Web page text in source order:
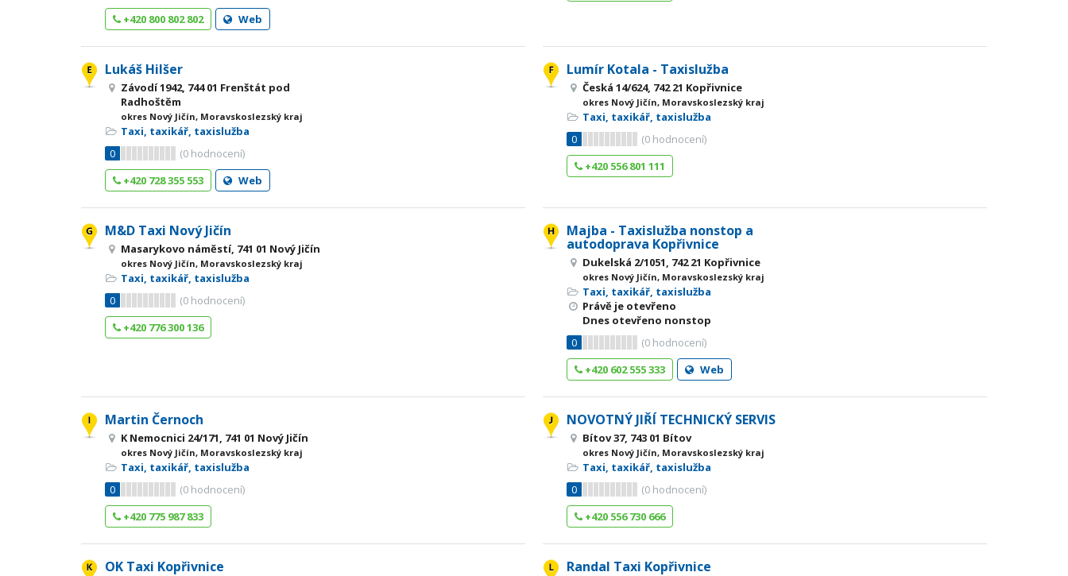
+420 800 802 802
Web
Lukáš Hilšer
Závodí 1942, 744 01 Frenštát pod
Radhoštěm
okres Nový Jičín, Moravskoslezský kraj
Taxi, taxikář, taxislužba
0
(0 hodnocení)
+420 728 355 553
Web
Lumír Kotala - Taxislužba
Česká 14/624, 742 21 Kopřivnice
okres Nový Jičín, Moravskoslezský kraj
Taxi, taxikář, taxislužba
0
(0 hodnocení)
+420 556 801 111
M&D Taxi Nový Jičín
Masarykovo náměstí, 741 01 Nový Jičín
okres Nový Jičín, Moravskoslezský kraj
Taxi, taxikář, taxislužba
0
(0 hodnocení)
+420 776 300 136
Majba - Taxislužba nonstop a
autodoprava Kopřivnice
Dukelská 2/1051, 742 21 Kopřivnice
okres Nový Jičín, Moravskoslezský kraj
Taxi, taxikář, taxislužba
Právě je otevřeno
Dnes otevřeno nonstop
0
(0 hodnocení)
+420 602 555 333
Web
Martin Černoch
K Nemocnici 24/171, 741 01 Nový Jičín
okres Nový Jičín, Moravskoslezský kraj
Taxi, taxikář, taxislužba
0
(0 hodnocení)
+420 775 987 833
NOVOTNÝ JIŘÍ TECHNICKÝ SERVIS
Bítov 37, 743 01 Bítov
okres Nový Jičín, Moravskoslezský kraj
Taxi, taxikář, taxislužba
0
(0 hodnocení)
+420 556 730 666
OK Taxi Kopřivnice Randal Taxi Kopřivnice